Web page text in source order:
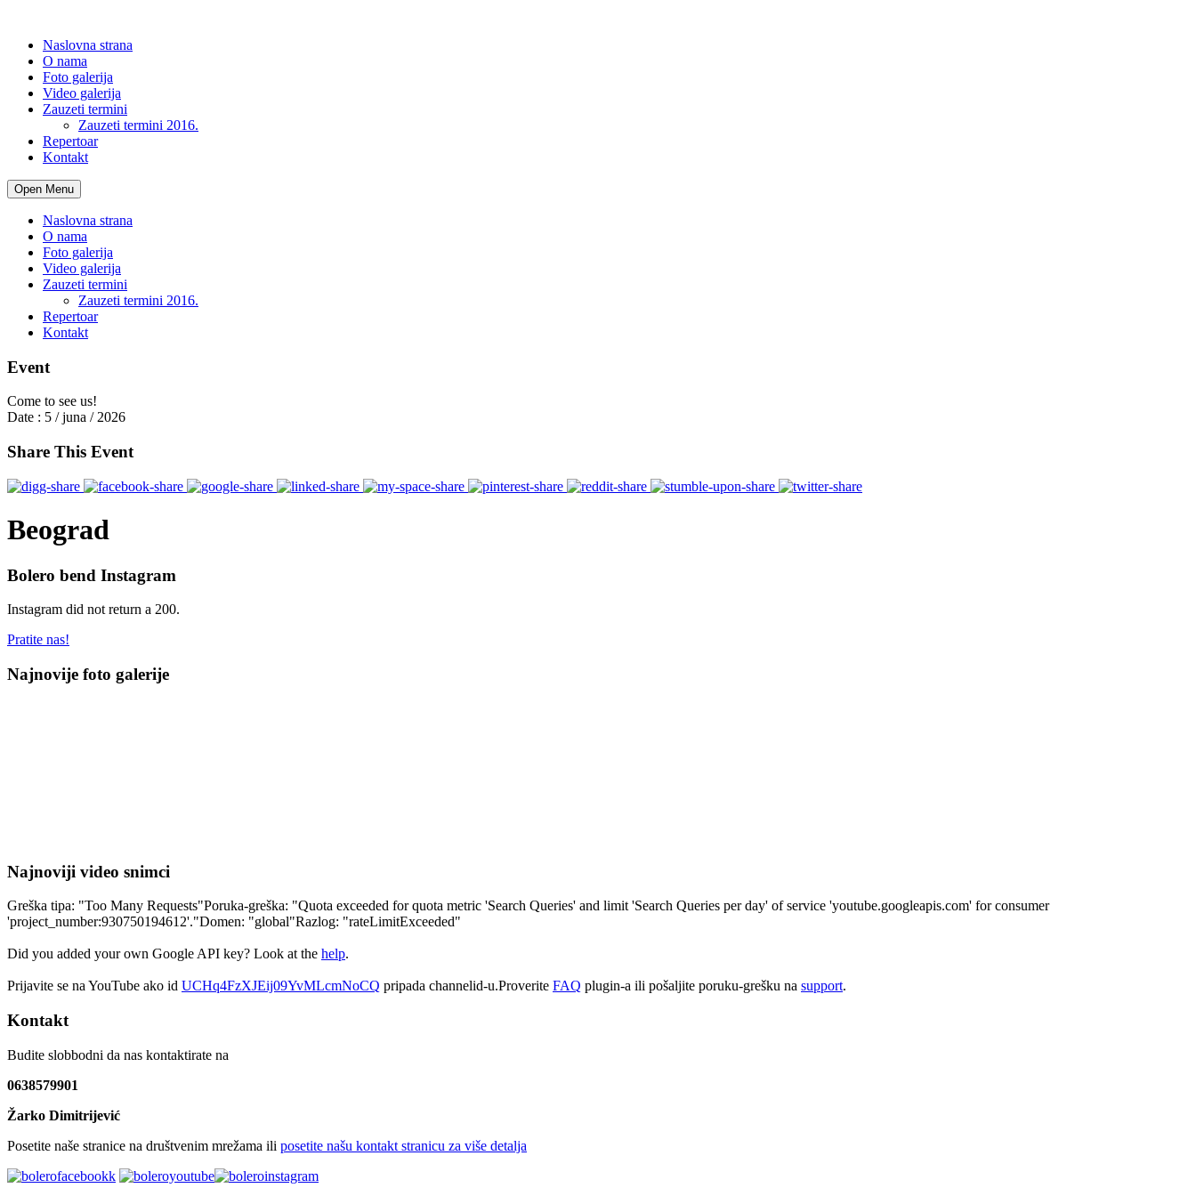
Naslovna strana
O nama
Foto galerija
Video galerija
Zauzeti termini
Zauzeti termini 2016.
Repertoar
Kontakt
Open Menu
Naslovna strana
O nama
Foto galerija
Video galerija
Zauzeti termini
Zauzeti termini 2016.
Repertoar
Kontakt
Event
Come to see us!
Date : 5 / juna / 2026
Share This Event
Beograd
Bolero bend Instagram
Instagram did not return a 200.
Pratite nas!
Najnovije foto galerije
Najnoviji video snimci
Greška tipa: "Too Many Requests"Poruka-greška: "Quota exceeded for quota metric 'Search Queries' and limit 'Search Queries per day' of service 'youtube.googleapis.com' for consumer
'project_number:930750194612'."Domen: "global"Razlog: "rateLimitExceeded"
Did you added your own Google API key? Look at the help.
Prijavite se na YouTube ako id UCHq4FzXJEij09YvMLcmNoCQ pripada channelid-u.Proverite FAQ plugin-a ili pošaljite poruku-grešku na support.
Kontakt
Budite slobbodni da nas kontaktirate na
0638579901
Žarko Dimitrijević
Posetite naše stranice na društvenim mrežama ili posetite našu kontakt stranicu za više detalja